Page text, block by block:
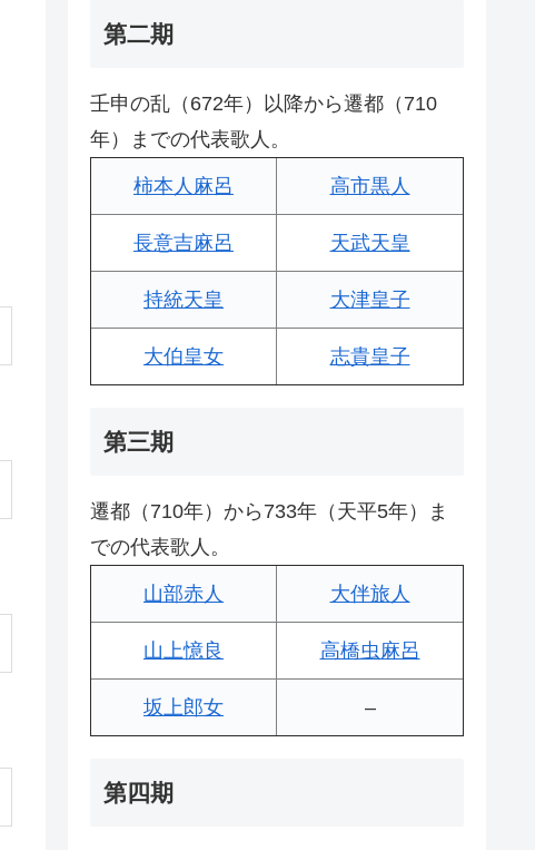
第二期
壬申の乱（672年）以降から遷都（710
年）までの代表歌人。
柿本人麻呂 高市黒人
長意吉麻呂 天武天皇
持統天皇 大津皇子
大伯皇女 志貴皇子
第三期
遷都（710年）から733年（天平5年）ま
での代表歌人。
山部赤人 大伴旅人
山上憶良 高橋虫麻呂
坂上郎女 –
第四期